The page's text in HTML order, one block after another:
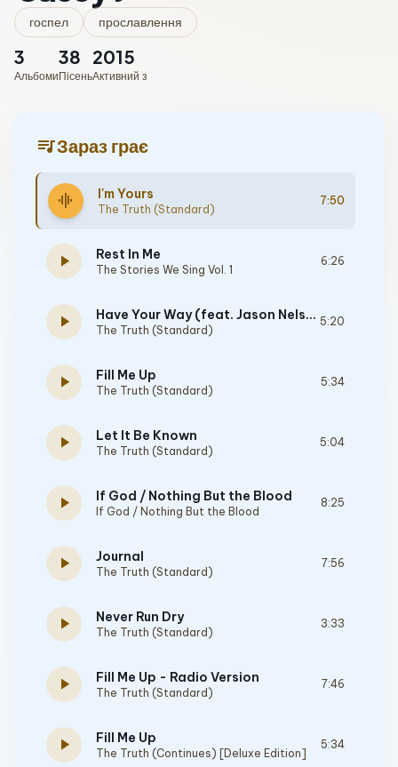
госпел прославлення
3
Альбоми
38
Пісень
2015
Активний з
queue_musicЗараз грає
graphic_eq I'm Yours
The Truth (Standard)
7:50
play_arrow Rest In Me
The Stories We Sing Vol. 1
6:26
play_arrow Have Your Way (feat. Jason Nelson)
The Truth (Standard)
5:20
play_arrow Fill Me Up
The Truth (Standard)
5:34
play_arrow Let It Be Known
The Truth (Standard)
5:04
play_arrow If God / Nothing But the Blood
If God / Nothing But the Blood
8:25
play_arrow Journal
The Truth (Standard)
7:56
play_arrow Never Run Dry
The Truth (Standard)
3:33
play_arrow Fill Me Up - Radio Version
The Truth (Standard)
7:46
play_arrow Fill Me Up
The Truth (Continues) [Deluxe Edition]
5:34